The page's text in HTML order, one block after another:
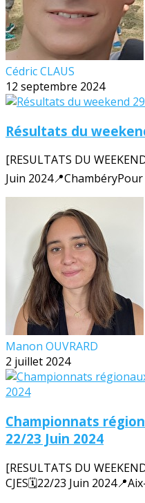
Cédric CLAUS
12 septembre 2024
Résultats du
[RESULTATS DU
Juin
Manon OUVRARD
2 juillet 2024
Championnats
22/23 Juin 2024
[RESULTATS DU
CJES🗓️22/23 Juin